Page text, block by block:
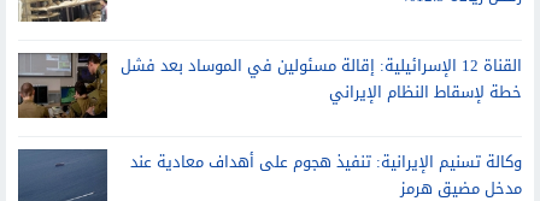
القناة 12 الإسرائيلية: إقالة مسئولين في الموساد بعد فشل
خطة لإسقاط النظام الإيراني
وكالة تسنيم الإيرانية: تنفيذ هجوم على أهداف معادية عند
مدخل مضيق هرمز